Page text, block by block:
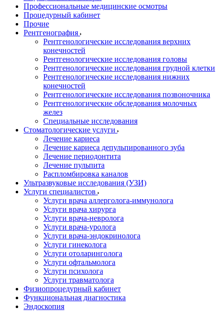
Профессиональные медицинские осмотры
Процедурный кабинет
Прочие
Рентгенография
Рентгенологические исследования верхних
конечностей
Рентгенологические исследования головы
Рентгенологические исследования грудной клетки
Рентгенологические исследования нижних
конечностей
Рентгенологические исследования позвоночника
Рентгенологические обследования молочных
желез
Специальные исследования
Стоматологические услуги
Лечение кариеса
Лечение кариеса депульпированного зуба
Лечение периодонтита
Лечение пульпита
Распломбировка каналов
Ультразвуковые исследования (УЗИ)
Услуги специалистов
Услуги врача аллерголога-иммунолога
Услуги врача хирурга
Услуги врача-невролога
Услуги врача-уролога
Услуги врача-эндокринолога
Услуги гинеколога
Услуги отоларинголога
Услуги офтальмолога
Услуги психолога
Услуги травматолога
Физиопроцедурный кабинет
Функциональная диагностика
Эндоскопия